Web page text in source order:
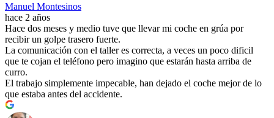
Manuel Montesinos
hace 2 años
Hace dos meses y medio tuve que llevar mi coche en grúa por
recibir un golpe trasero fuerte.
La comunicación con el taller es correcta, a veces un poco dificil
que te cojan el teléfono pero imagino que estarán hasta arriba de
curro.
El trabajo simplemente impecable, han dejado el coche mejor de lo
que estaba antes del accidente.